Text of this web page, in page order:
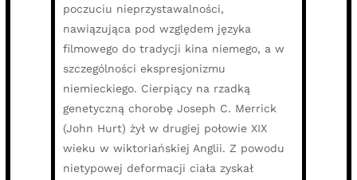
poczuciu nieprzystawalności,
nawiązująca pod względem języka
filmowego do tradycji kina niemego, a w
szczególności ekspresjonizmu
niemieckiego. Cierpiący na rzadką
genetyczną chorobę Joseph C. Merrick
(John Hurt) żył w drugiej połowie XIX
wieku w wiktoriańskiej Anglii. Z powodu
nietypowej deformacji ciała zyskał